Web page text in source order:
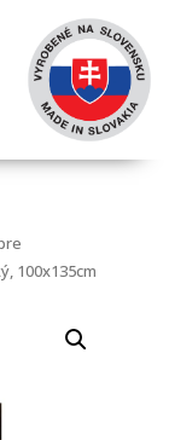
100x135cm